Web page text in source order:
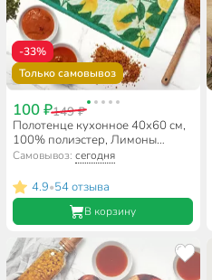
-33%
Только самовывоз
100 ₽149 ₽
Полотенце кухонное 40х60 см,
100% полиэстер, Лимоны
новые, Китай, Y9-193
Самовывоз:сегодня
4.9•54 отзыва
В корзину